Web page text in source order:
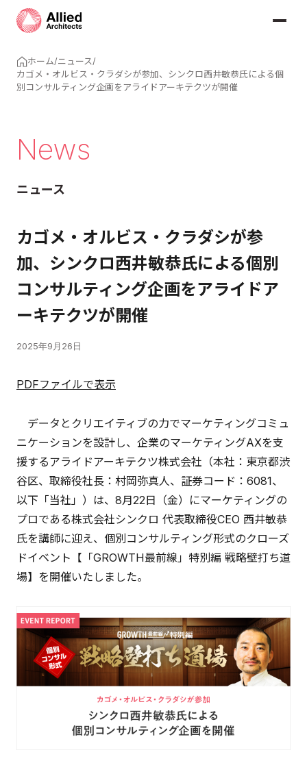
ホーム/ニュース/
カゴメ・オルビス・クラダシが参加、シンクロ西井敏恭氏による個
別コンサルティング企画をアライドアーキテクツが開催
News
ニュース
カゴメ・オルビス・クラダシが参
加、シンクロ西井敏恭氏による個別
コンサルティング企画をアライドア
ーキテクツが開催
2025年9月26日
PDFファイルで表示
データとクリエイティブの力でマーケティングコミュ
ニケーションを設計し、企業のマーケティングAXを支
援するアライドアーキテクツ株式会社（本社：東京都渋
谷区、取締役社長：村岡弥真人、証券コード：6081、
以下「当社」）は、8月22日（金）にマーケティングの
プロである株式会社シンクロ 代表取締役CEO 西井敏恭
氏を講師に迎え、個別コンサルティング形式のクローズ
ドイベント【「GROWTH最前線」特別編 戦略壁打ち道
場】を開催いたしました。